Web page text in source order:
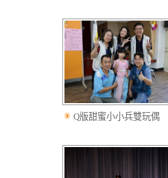
Q版甜蜜小小兵雙玩偶